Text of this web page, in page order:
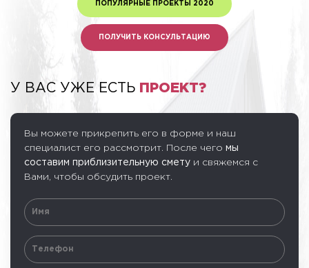
ПОПУЛЯРНЫЕ ПРОЕКТЫ 2020
ПОЛУЧИТЬ КОНСУЛЬТАЦИЮ
У ВАС УЖЕ ЕСТЬ ПРОЕКТ?
Вы можете прикрепить его в форме и наш
специалист его рассмотрит. После чего мы
составим приблизительную смету и свяжемся с
Вами, чтобы обсудить проект.